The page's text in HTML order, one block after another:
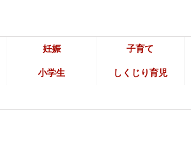
妊娠 子育て
小学生 しくじり育児